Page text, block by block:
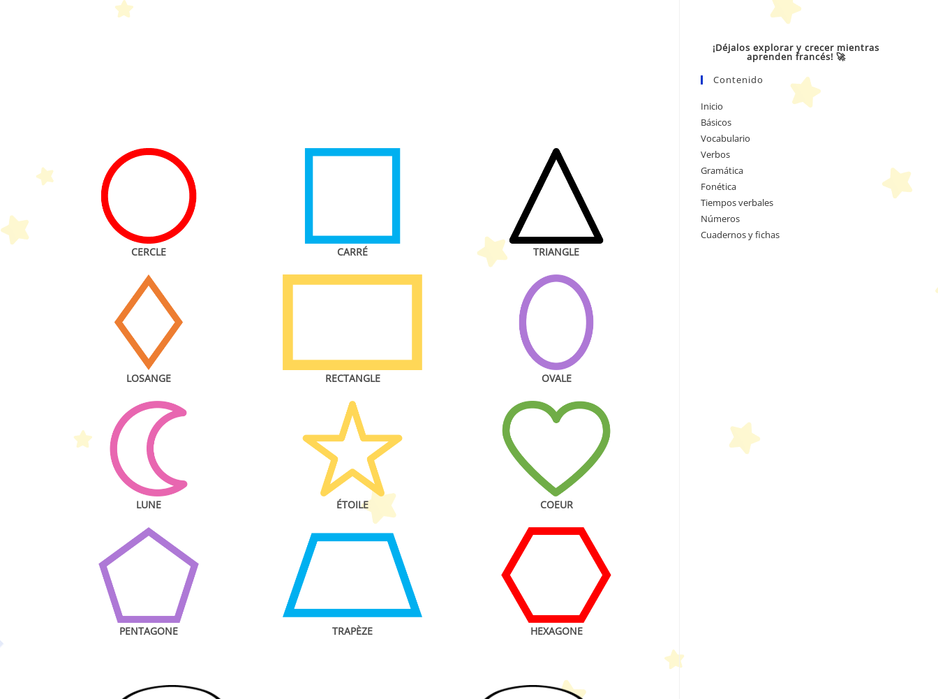
CERCLE
LOSANGE
LUNE
PENTAGONE
CARRÉ
RECTANGLE
ÉTOILE
TRAPÈZE
TRIANGLE
OVALE
COEUR
HEXAGONE
¡Déjalos explorar y crecer mientras
aprenden francés! 🚀
Contenido
Inicio
Básicos
Vocabulario
Verbos
Gramática
Fonética
Tiempos verbales
Números
Cuadernos y fichas